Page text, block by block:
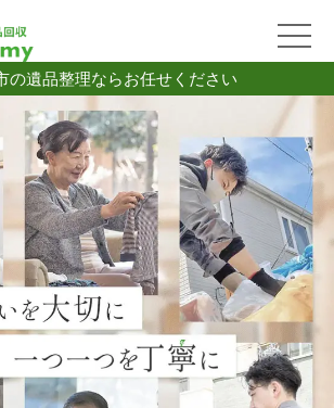
の遺品整理ならお任せください